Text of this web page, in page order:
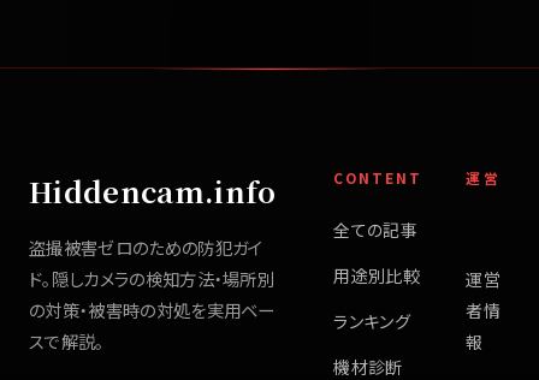
Hiddencam.info
盗撮被害ゼロのための防犯ガイ
ド。隠しカメラの検知方法・場所別
の対策・被害時の対処を実用ベー
スで解説。
CONTENT
全ての記事
用途別比較
ランキング
機材診断
運営
運営
者情
報